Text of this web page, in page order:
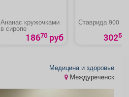
Ананас кружочками
в сиропе
18670 руб
Ставрида 900
30250
Медицина и здоровье
Междуреченск